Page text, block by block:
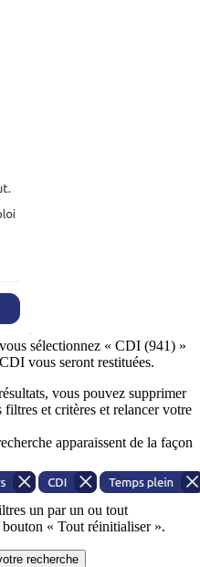
sélectionnez « CDI (941) »
vous seront restituées.
vous pouvez supprimer
filtres et critères et relancer votre
apparaissent de la façon
un par un ou tout
« Tout réinitialiser ».
recherche